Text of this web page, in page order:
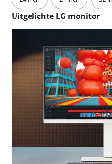
Uitgelichte LG monitor